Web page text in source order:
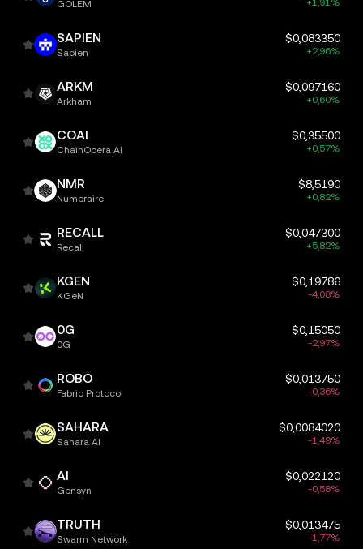
GOLEM +1,91%
SAPIEN
Sapien
$0,083350
+2,96%
ARKM
Arkham
$0,097160
+0,60%
COAI
ChainOpera AI
$0,35500
+0,57%
NMR
Numeraire
$8,5190
+0,82%
RECALL
Recall
$0,047300
+5,82%
KGEN
KGeN
$0,19786
-4,08%
0G
0G
$0,15050
-2,97%
ROBO
Fabric Protocol
$0,013750
-0,36%
SAHARA
Sahara AI
$0,0084020
-1,49%
AI
Gensyn
$0,022120
-0,58%
TRUTH
Swarm Network
$0,013475
-1,77%